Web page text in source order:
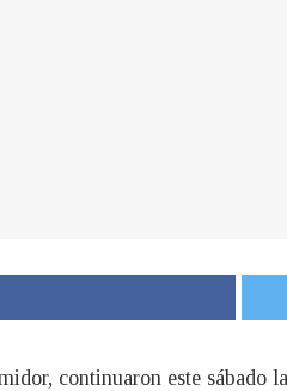
continuaron este sábado